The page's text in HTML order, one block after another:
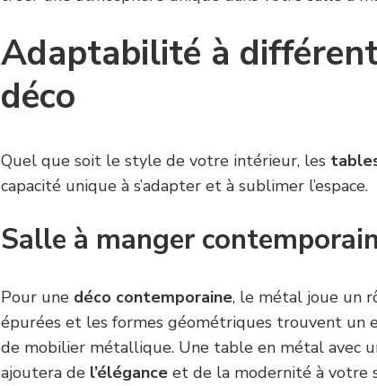
Adaptabilité à
déco
Quel que soit le style de votre intérieur, les
capacité unique à s’adapter et à sublimer l’espace.
Salle à manger
Pour une déco contemporaine, le métal joue un
épurées et les formes géométriques trouvent un
de mobilier métallique. Une table en métal avec
ajoutera de l’élégance et de la modernité à votre